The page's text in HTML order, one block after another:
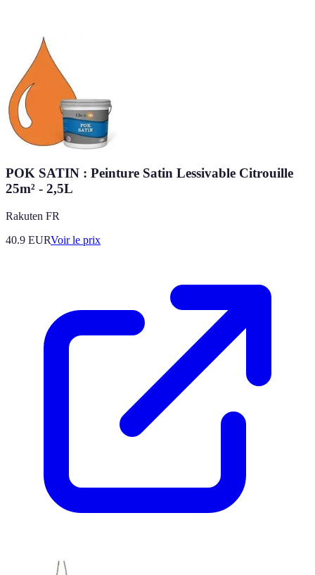
POK SATIN : Peinture Satin Lessivable Citrouille
25m² - 2,5L
Rakuten FR
40.9 EURVoir le prix